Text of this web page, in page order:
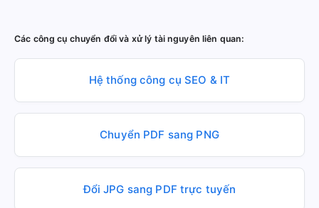
Các công cụ chuyển đổi và xử lý tài nguyên liên quan:
Hệ thống công cụ SEO & IT
Chuyển PDF sang PNG
Đổi JPG sang PDF trực tuyến